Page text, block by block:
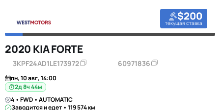
$200
текущая ставка
2020 KIA FORTE
3KPF24AD1LE173972 60971836
пн, 10 авг, 14:00
2д 8ч 44м
4 • FWD • AUTOMATIC
Заводится и едет • 119 574 км